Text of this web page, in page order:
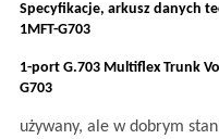
Specyfikacje, arkusz danych
1MFT-G703
1-port G.703 Multiflex Trunk
G703
używany, ale w dobrym